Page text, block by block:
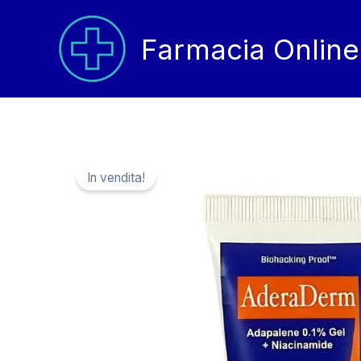
contenuto
Farmacia Online
In vendita!